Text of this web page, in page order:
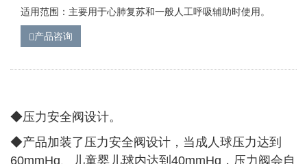
适用范围：主要用于心肺复苏和一般人工呼吸辅助时使用。
产品咨询
◆压力安全阀设计。
◆产品加装了压力安全阀设计，当成人球压力达到
60mmHg、儿童婴儿球内达到40mmHg，压力阀会自